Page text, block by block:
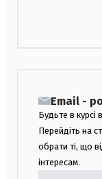
Email -
Будьте в курсі
Перейдіть на
обрати ті, що
інтересам.